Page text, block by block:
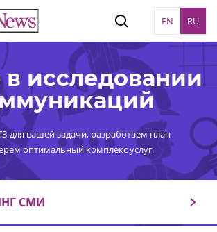
EN RU
исследовании
для вашей задачи, разработаем план
оптимальный комплекс услуг.
СМИ